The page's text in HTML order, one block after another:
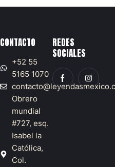
CONTACTO
+52 55
5165 1070
Obrero
mundial
#727, esq.
Isabel la
Católica,
Col.
REDES
SOCIALES